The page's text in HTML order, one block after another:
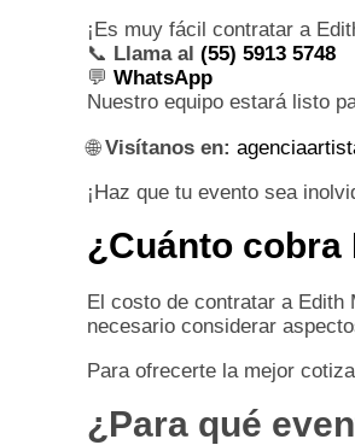
¡Es muy fácil contratar a
📞 Llama al (55) 5913 5748
💬 WhatsApp
Nuestro equipo estará listo
🌐Visítanos en:
¡Haz que tu evento sea
¿Cuánto cobra
El costo de contratar a Edith
necesario considerar
Para ofrecerte la mejor
¿Para qué